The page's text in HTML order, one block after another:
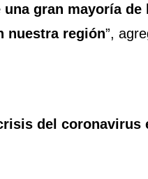
gran mayoría de
nuestra región”,
del coronavirus